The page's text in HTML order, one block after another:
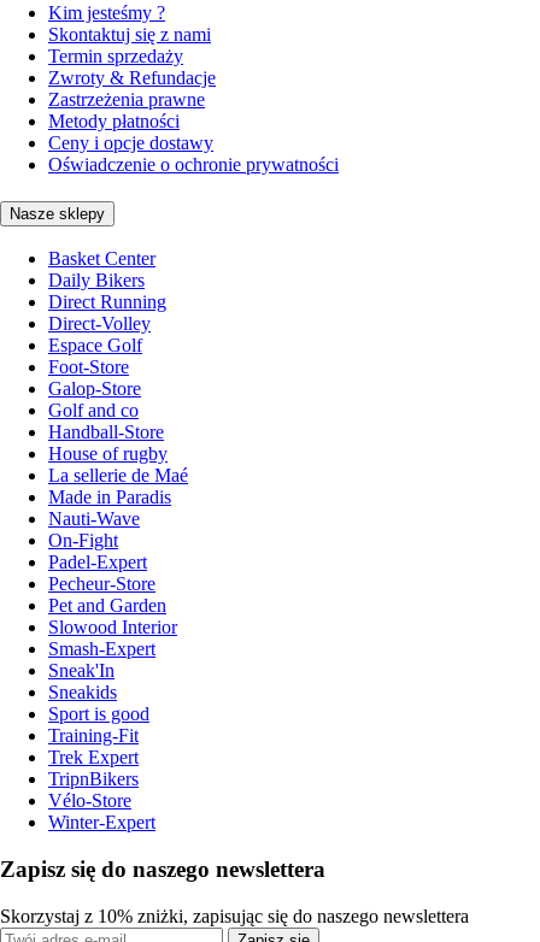
Kim jesteśmy ?
Skontaktuj się z nami
Termin sprzedaży
Zwroty & Refundacje
Zastrzeżenia prawne
Metody płatności
Ceny i opcje dostawy
Oświadczenie o ochronie prywatności
Nasze sklepy
Basket Center
Daily Bikers
Direct Running
Direct-Volley
Espace Golf
Foot-Store
Galop-Store
Golf and co
Handball-Store
House of rugby
La sellerie de Maé
Made in Paradis
Nauti-Wave
On-Fight
Padel-Expert
Pecheur-Store
Pet and Garden
Slowood Interior
Smash-Expert
Sneak'In
Sneakids
Sport is good
Training-Fit
Trek Expert
TripnBikers
Vélo-Store
Winter-Expert
Zapisz się do naszego newslettera
Skorzystaj z 10% zniżki, zapisując się do naszego newslettera